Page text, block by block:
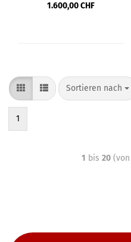
1.600,00 CHF
Sortieren nach
1
1 bis 20(von